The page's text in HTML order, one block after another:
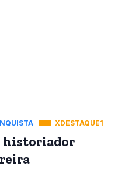
XDESTAQUE1
historiador